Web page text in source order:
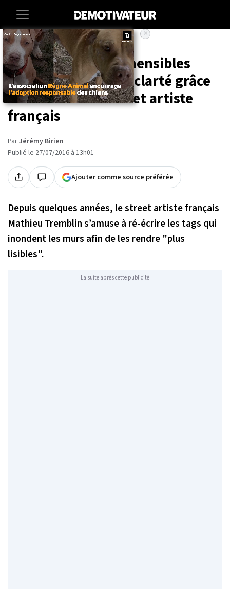
Accueil Culture
Des tags incompréhensibles
retrouvent plus de clarté grâce
au travail d'un street artiste
français
ParJérémy Birien
Publié le 27/07/2016 à 13h01
Ajouter comme source préférée
Depuis quelques années, le street artiste français
Mathieu Tremblin s’amuse à ré-écrire les tags qui
inondent les murs afin de les rendre "plus
lisibles".
La suite après cette publicité
×